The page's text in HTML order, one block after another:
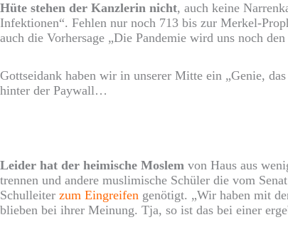
Hüte stehen der Kanzlerin nicht, auch keine
Infektionen“. Fehlen nur noch 713 bis zur Merkel-
auch die Vorhersage „Die Pandemie wird uns noch
Gottseidank haben wir in unserer Mitte ein „Genie,
hinter der Paywall…
Leider hat der heimische Moslem von Haus aus
trennen und andere muslimische Schüler die vom
Schulleiter zum Eingreifen genötigt. „Wir haben mit
blieben bei ihrer Meinung. Tja, so ist das bei einer